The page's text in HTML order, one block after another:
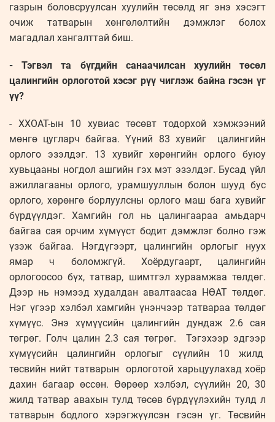
газрын боловсруулсан хуулийн төсөлд яг энэ хэсэгт
очиж татварын хөнгөлөлтийн дэмжлэг болох
магадлал хангалттай биш.
- Тэгвэл та бүгдийн санаачилсан хуулийн төсөл
цалингийн орлоготой хэсэг рүү чиглэж байна гэсэн үг
үү?
- ХХОАТ-ын 10 хувиас төсөвт тодорхой хэмжээний
мөнгө цугларч байгаа. Үүний 83 хувийг цалингийн
орлого эзэлдэг. 13 хувийг хөрөнгийн орлого буюу
хувьцааны ногдол ашгийн гэх мэт эзэлдэг. Бусад үйл
ажиллагааны орлого, урамшууллын болон шууд бус
орлого, хөрөнгө борлуулсны орлого маш бага хувийг
бүрдүүлдэг. Хамгийн гол нь цалингаараа амьдарч
байгаа сая орчим хүмүүст бодит дэмжлэг болно гэж
үзэж байгаа. Нэгдүгээрт, цалингийн орлогыг нуух
ямар ч боломжгүй. Хоёрдугаарт, цалингийн
орлогоосоо бүх, татвар, шимтгэл хураамжаа төлдөг.
Дээр нь нэмээд худалдан авалтаасаа НӨАТ төлдөг.
Нэг үгээр хэлбэл хамгийн үнэнчээр татвараа төлдөг
хүмүүс. Энэ хүмүүсийн цалингийн дундаж 2.6 сая
төгрөг. Голч цалин 2.3 сая төгрөг. Тэгэхээр эдгээр
хүмүүсийн цалингийн орлогыг сүүлийн 10 жилд
төсвийн нийт татварын орлоготой харьцуулахад хоёр
дахин багаар өссөн. Өөрөөр хэлбэл, сүүлийн 20, 30
жилд татвар авахын тулд төсөв бүрдүүлэхийн тулд л
татварын бодлого хэрэгжүүлсэн гэсэн үг. Төсвийн